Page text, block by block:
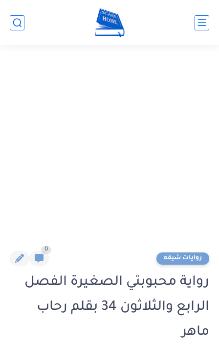
روايات شيقه
0
رواية محبوبتي الصغيرة الفصل
الرابع والثلاثون 34 بقلم رحاب
ماهر